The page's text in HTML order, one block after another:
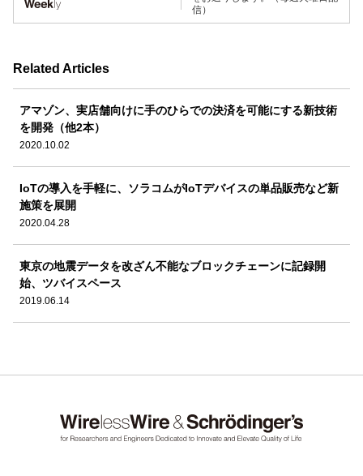
信）
Related Articles
アマゾン、実店舗向けに手のひらでの決済を可能にする新技術
を開発（他2本）
2020.10.02
IoTの導入を手軽に、ソラコムがIoTデバイスの単品販売など新
施策を展開
2020.04.28
東京の地震データを改ざん不能なブロックチェーンに記録開
始、ツバイスペース
2019.06.14